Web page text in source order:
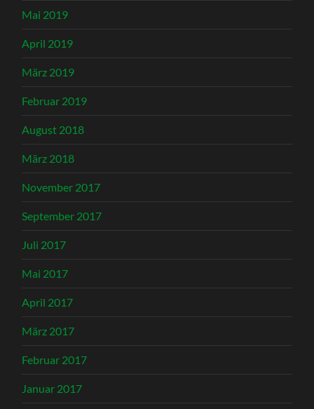
Mai 2019
April 2019
März 2019
Februar 2019
August 2018
März 2018
November 2017
September 2017
Juli 2017
Mai 2017
April 2017
März 2017
Februar 2017
Januar 2017